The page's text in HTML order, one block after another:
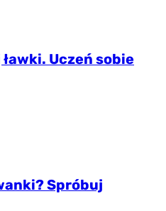
Uczeń sobie
Spróbuj